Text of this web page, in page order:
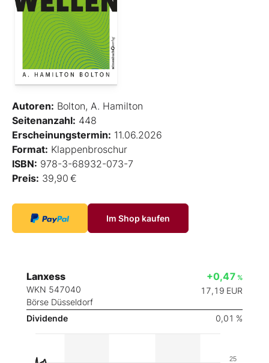
Autoren: Bolton, A. Hamilton
Seitenanzahl: 448
Erscheinungstermin: 11.06.2026
Format: Klappenbroschur
ISBN: 978-3-68932-073-7
Preis: 39,90 €
Im Shop kaufen
Lanxess
WKN 547040
Börse Düsseldorf
+0,47 %
17,19 EUR
Dividende 0,01 %
25